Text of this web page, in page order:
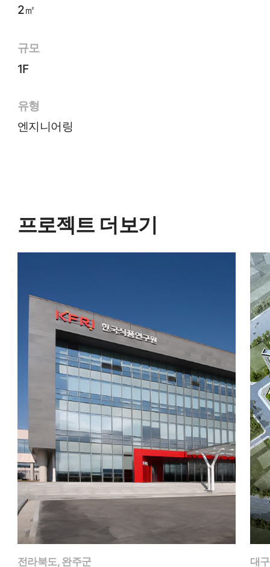
2㎡
규모
1F
유형
엔지니어링
프로젝트 더보기
전라북도, 완주군 대